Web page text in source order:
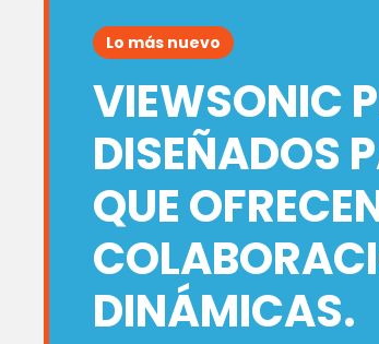
Lo más nuevo
VIEWSONIC
DISEÑADOS
QUE
DINÁMICAS.